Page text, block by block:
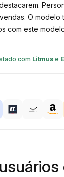
O
com este
com Litmus e